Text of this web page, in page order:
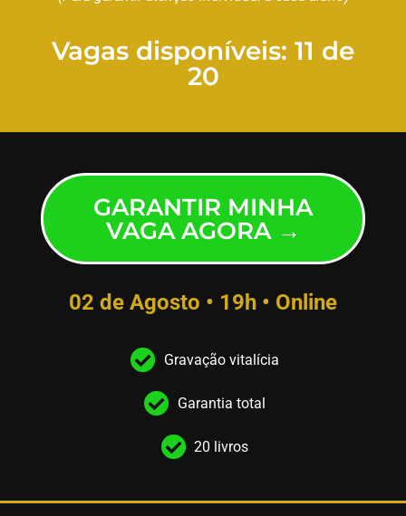
Vagas disponíveis: 11 de
20
GARANTIR MINHA
VAGA AGORA →
02 de Agosto • 19h • Online
Gravação vitalícia
Garantia total
20 livros